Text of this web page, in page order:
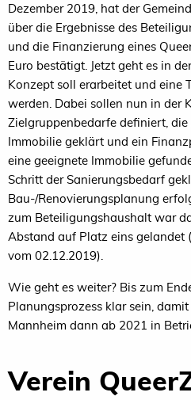
Dezember 2019, hat der
über die Ergebnisse des
und die Finanzierung eines
Euro bestätigt. Jetzt geht es in
Konzept soll erarbeitet und eine
werden. Dabei sollen nun in der
Zielgruppenbedarfe definiert,
Immobilie geklärt und ein
eine geeignete Immobilie
Schritt der Sanierungsbedarf
Bau-/Renovierungsplanung
zum Beteiligungshaushalt war
Abstand auf Platz eins gelandet
vom 02.12.2019).
Wie geht es weiter? Bis zum
Planungsprozess klar sein,
Mannheim dann ab 2021 in
Verein